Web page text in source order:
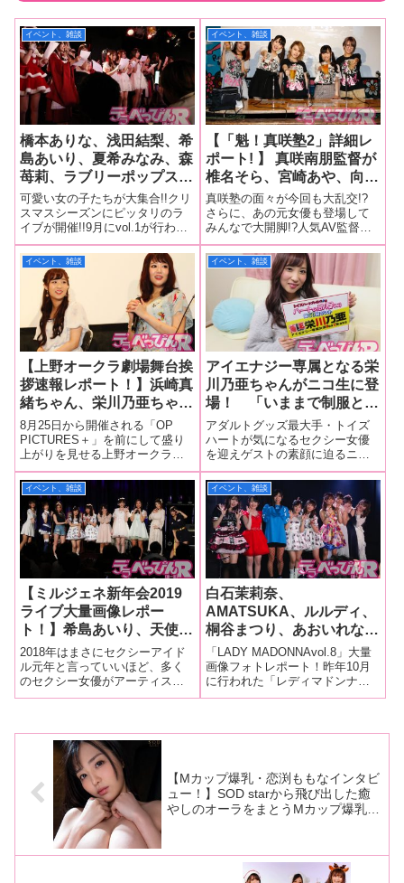
イベント、雑談
橋本ありな、浅田結梨、希
島あいり、夏希みなみ、森
苺莉、ラブリーポップス、
あやね遥菜、松下美織、松
本菜奈実、松田真奈がパフ
ォーマンス！ アットホー
ムで自由な雰囲気でブレイ
ク間近のイベントか！【楽
演祭vol.2大量画像フォト
レポート！】
可愛い女の子たちが大集合!!クリ
スマスシーズンにピッタリのラ
イブが開催!!9月にvol.1が行われ
華々しくオープニングを飾った
ライブイベント「楽演祭」。 イ
ベントには大手AVプロダクショ
ン・エルプロモーション所属の
セクシー女優が多く出演し個
イベント、雑談
【「魁！真咲塾2」詳細レ
ポート! 】 真咲南朋監督が
椎名そら、宮崎あや、向井
藍、栄川乃亜とエッチで熱
いトーク＆ゲームを展
開！ 「股を広げろ！」の
合唱で破廉恥ダンスも公
開！
真咲塾の面々が今回も大乱交!?
さらに、あの元女優も登場して
みんなで大開脚!?人気AV監督の
真咲南朋監督が塾長を務める真
咲塾。この塾には精鋭の塾生が
集まり、日々AV女優としての鍛
錬を行っている名門塾！ その
真咲塾の塾長が招集をかけ集ま
った塾
イベント、雑談
【上野オークラ劇場舞台挨
拶速報レポート！】浜崎真
緒ちゃん、栄川乃亜ちゃ
ん、しじみちゃんらが舞台
挨拶初登壇！ お盆は怪談
ピンク映画で酷暑を吹き飛
ばせ！【プレゼントあ
り！】
8月25日から開催される「OP
PICTURES＋」を前にして盛り
上がりを見せる上野オークラ劇
場。お盆の時期は名物の怪談ピ
ンク映画が上映。今回も上質の
エロスと恐怖が味わえる『情欲
怪談 呪いの赤襦袢』が公開さ
れました。その出演者による舞
台挨拶
イベント、雑談
アイエナジー専属となる栄
川乃亜ちゃんがニコ生に登
場！ 「いままで制服とか
幅が狭かったので、そこか
ら違う一面も見せていきた
いです」と新たなる作品進
出を宣言！【トイズハート
ニコ生ダイジェストレポー
ト！】
アダルトグッズ最大手・トイズ
ハートが気になるセクシー女優
を迎えゲストの素顔に迫るニコ
生番組・トイズハートプレゼン
ツ「ハートの部屋（仮）」。2月
7日に行われた記念すべき第50回
目のゲストは栄川乃亜ちゃん。
改めて乃亜ちゃんのプロフィー
ルを紹介す
イベント、雑談
【ミルジェネ新年会2019
ライブ大量画像レポー
ト！】希島あいり、天使も
え、橋本ありな、桐谷まつ
り、桜もこ、阿部乃みく、
栗林里莉、沖田杏梨、栄川
乃亜、霧島さくらが生バン
始め！
2018年はまさにセクシーアイド
ル元年と言っていいほど、多く
のセクシー女優がアーティスト
活動、アイドル活動を行い、
ぎさらにセクシー女優の歌手活
動が盛んになるでしょう。その
スタートを
イベント、雑談
白石茉莉奈、
AMATSUKA、ルルディ、
桐谷まつり、あおいれな、
神咲詩織、神坂ひなの、大
和姫呂未、フレディ・エト
ウが圧巻のライブパフォー
マンスで魅了！【レディマ
トレポート！】
「LADY MADONNAvol.8」大量
画像フォトレポート！昨年10月
に行われた「レディマドンナ拡
大版ライブ」以来の開催となる
れ多くのファンを集めました！
【Mカップ爆乳・恋渕ももなインタビ
ュー！】SOD starから飛び出した癒
やしのオーラをまとうMカップ爆乳美
編】